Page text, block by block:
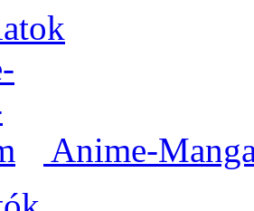
Anime-